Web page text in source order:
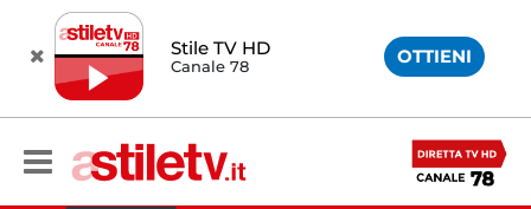
Stile TV HD
Canale 78 OTTIENI